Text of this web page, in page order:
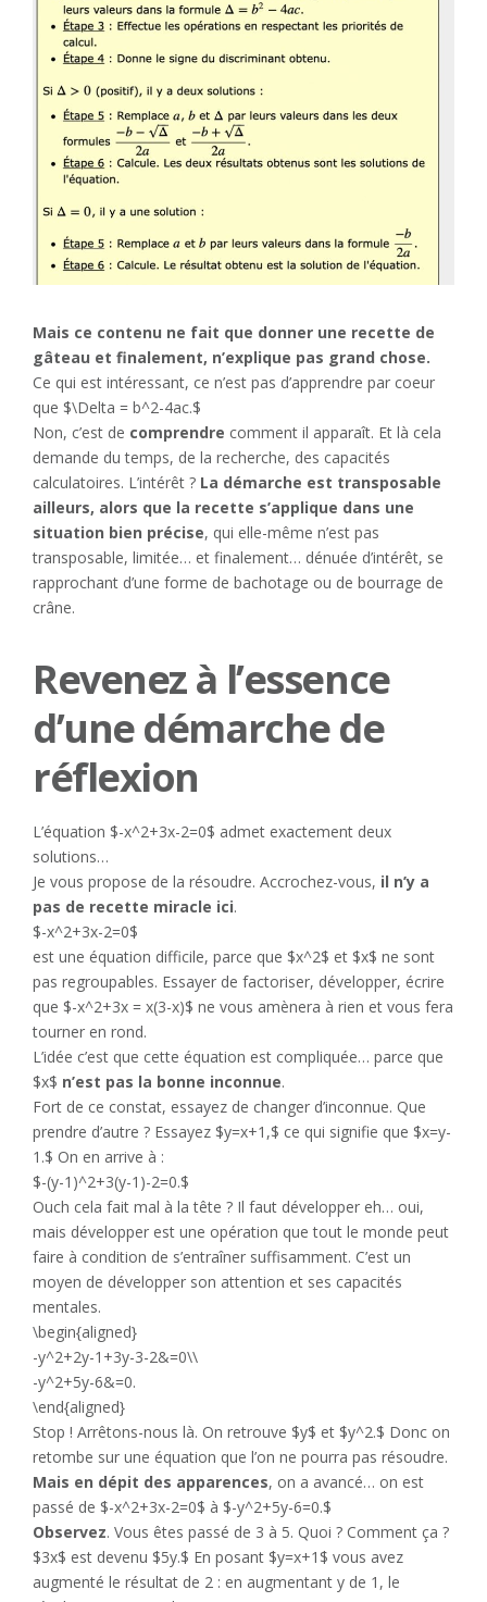
Mais ce contenu ne fait que donner une recette de
gâteau et finalement, n’explique pas grand chose.
Ce qui est intéressant, ce n’est pas d’apprendre par coeur
que $\Delta = b^2-4ac.$
Non, c’est de comprendre comment il apparaît. Et là cela
demande du temps, de la recherche, des capacités
calculatoires. L’intérêt ? La démarche est transposable
ailleurs, alors que la recette s’applique dans une
situation bien précise, qui elle-même n’est pas
transposable, limitée… et finalement… dénuée d’intérêt, se
rapprochant d’une forme de bachotage ou de bourrage de
crâne.
Revenez à l’essence
d’une démarche de
réflexion
L’équation $-x^2+3x-2=0$ admet exactement deux
solutions…
Je vous propose de la résoudre. Accrochez-vous, il n’y a
pas de recette miracle ici.
$-x^2+3x-2=0$
est une équation difficile, parce que $x^2$ et $x$ ne sont
pas regroupables. Essayer de factoriser, développer, écrire
que $-x^2+3x = x(3-x)$ ne vous amènera à rien et vous fera
tourner en rond.
L’idée c’est que cette équation est compliquée… parce que
$x$ n’est pas la bonne inconnue.
Fort de ce constat, essayez de changer d’inconnue. Que
prendre d’autre ? Essayez $y=x+1,$ ce qui signifie que $x=y-
1.$ On en arrive à :
$-(y-1)^2+3(y-1)-2=0.$
Ouch cela fait mal à la tête ? Il faut développer eh… oui,
mais développer est une opération que tout le monde peut
faire à condition de s’entraîner suffisamment. C’est un
moyen de développer son attention et ses capacités
mentales.
\begin{aligned}
-y^2+2y-1+3y-3-2&=0\\
-y^2+5y-6&=0.
\end{aligned}
Stop ! Arrêtons-nous là. On retrouve $y$ et $y^2.$ Donc on
retombe sur une équation que l’on ne pourra pas résoudre.
Mais en dépit des apparences, on a avancé… on est
passé de $-x^2+3x-2=0$ à $-y^2+5y-6=0.$
Observez. Vous êtes passé de 3 à 5. Quoi ? Comment ça ?
$3x$ est devenu $5y.$ En posant $y=x+1$ vous avez
augmenté le résultat de 2 : en augmentant y de 1, le